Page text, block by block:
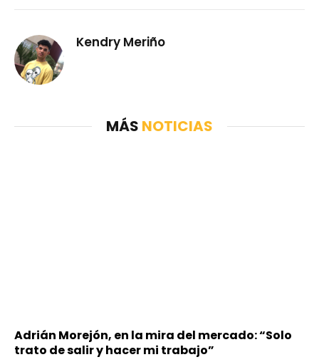
Kendry Meriño
MÁS NOTICIAS
Adrián Morejón, en la mira del mercado: “Solo
trato de salir y hacer mi trabajo”